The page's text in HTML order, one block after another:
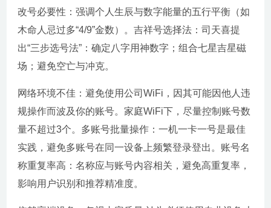
改号必要性：强调个人生辰与数字能量的五行平衡（如
木命人忌过多“4/9”金数）。吉祥号选择法：司天喜提
出“三步选号法”：确定八字用神数字；组合七星吉星磁
场；避免空亡与冲克。
网络环境不佳：避免使用公司WiFi，因其可能因他人违
规操作而波及你的账号。家庭WiFi下，尽量控制账号数
量不超过3个。多账号批量操作：一机一卡一号是最佳
实践，避免多账号在同一设备上频繁登录登出。账号名
称重复率高：名称应与账号内容相关，避免高重复率，
影响用户识别和推荐精准度。